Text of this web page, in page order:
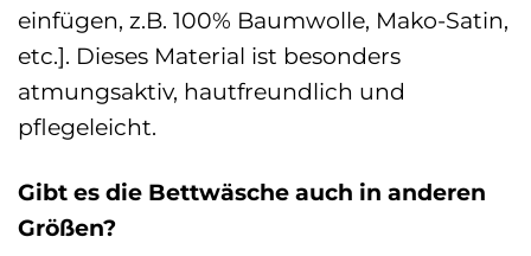
einfügen, z.B. 100% Baumwolle, Mako-Satin,
etc.]. Dieses Material ist besonders
atmungsaktiv, hautfreundlich und
pflegeleicht.
Gibt es die Bettwäsche auch in anderen
Größen?